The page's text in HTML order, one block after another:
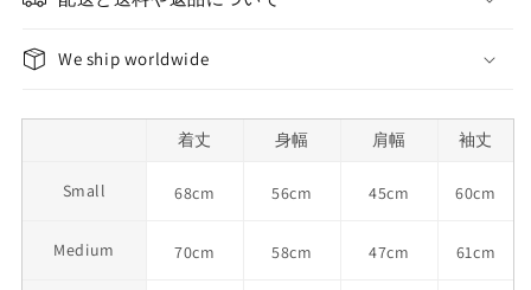
We ship worldwide
着丈 身幅 肩幅 袖丈
Small 68cm 56cm 45cm 60cm
Medium 70cm 58cm 47cm 61cm